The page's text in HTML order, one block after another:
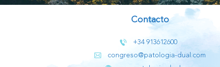
Contacto
+34 913612600
congreso@patologia-dual.com